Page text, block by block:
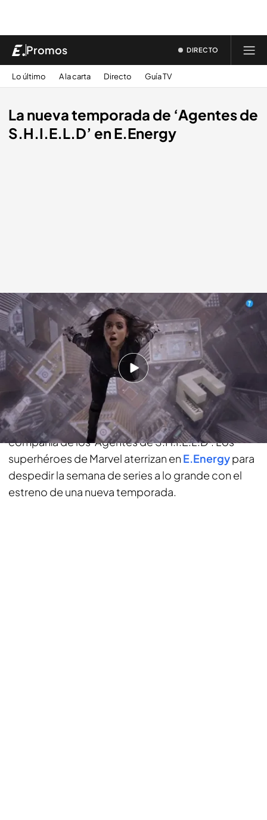
Promos DIRECTO
Lo último A la carta Directo Guía TV
La nueva temporada de ‘Agentes de
S.H.I.E.L.D’ en E.Energy
energy.es
11 JUL 2018 - 11:34h.
Compartir
Tras un fin de semana lleno de acción, prepárate
para disfrutar de una tarde noche de domingo en
compañía de los ‘Agentes de S.H.I.E.L.D’. Los
superhéroes de Marvel aterrizan en E.Energypara
despedir la semana de series a lo grande con el
estreno de una nueva temporada.